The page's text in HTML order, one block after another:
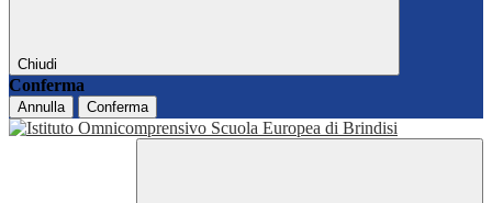
Chiudi
Conferma
Annulla Conferma